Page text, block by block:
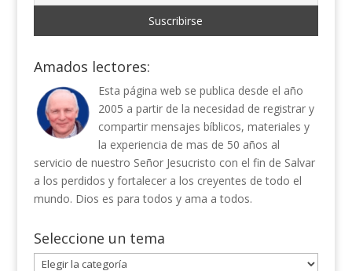
Amados lectores:
Esta página web se publica desde el año
2005 a partir de la necesidad de registrar y
compartir mensajes bíblicos, materiales y
la experiencia de mas de 50 años al
servicio de nuestro Señor Jesucristo con el fin de Salvar
a los perdidos y fortalecer a los creyentes de todo el
mundo. Dios es para todos y ama a todos.
Seleccione un tema
Seleccione